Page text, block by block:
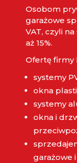
Osobom
garażowe
VAT, czyli
aż 15%.
Ofertę firmy
systemy
okna
systemy
okna i
garażowe